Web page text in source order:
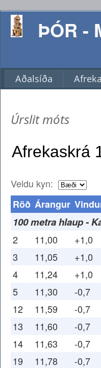
ÞÓR -
Aðalsíða
Úrslit móts
Veldu kyn:
Röð Árangur
100 metra hlaup -
2 11,00 +1,0
3 11,05 +1,0
4 11,24 +1,0
5 11,30 -0,7
12 11,59 -0,7
13 11,60 -0,7
14 11,63 -0,7
19 11,78 -0,7